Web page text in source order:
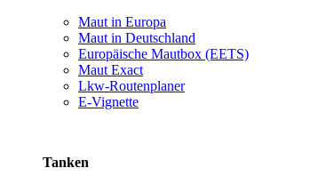
Maut in Europa
Maut in Deutschland
Europäische Mautbox (EETS)
Maut Exact
Lkw-Routenplaner
E-Vignette
Tanken